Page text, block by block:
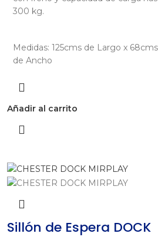
300 kg.
Medidas: 125cms de Largo x 68cms
de Ancho
Añadir al carrito
Sillón de Espera DOCK